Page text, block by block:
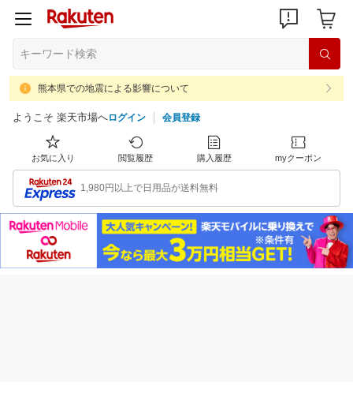
熊本県での地震による影響について
ようこそ 楽天市場へログイン 会員登録
お気に入り 閲覧履歴 購入履歴 myクーポン
1,980円以上で日用品が送料無料